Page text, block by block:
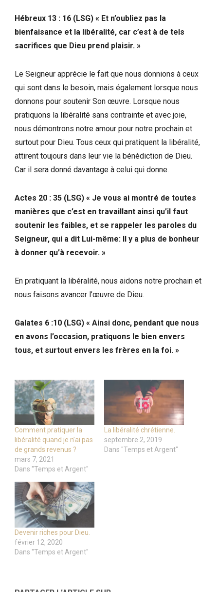
Hébreux 13 : 16 (LSG) « Et n’oubliez pas la
bienfaisance et la libéralité, car c’est à de tels
sacrifices que Dieu prend plaisir. »
Le Seigneur apprécie le fait que nous donnions à ceux
qui sont dans le besoin, mais également lorsque nous
donnons pour soutenir Son œuvre. Lorsque nous
pratiquons la libéralité sans contrainte et avec joie,
nous démontrons notre amour pour notre prochain et
surtout pour Dieu. Tous ceux qui pratiquent la libéralité,
attirent toujours dans leur vie la bénédiction de Dieu.
Car il sera donné davantage à celui qui donne.
Actes 20 : 35 (LSG) « Je vous ai montré de toutes
manières que c’est en travaillant ainsi qu’il faut
soutenir les faibles, et se rappeler les paroles du
Seigneur, qui a dit Lui-même: Il y a plus de bonheur
à donner qu’à recevoir. »
En pratiquant la libéralité, nous aidons notre prochain et
nous faisons avancer l’œuvre de Dieu.
Galates 6 :10 (LSG) « Ainsi donc, pendant que nous
en avons l’occasion, pratiquons le bien envers
tous, et surtout envers les frères en la foi. »
Comment pratiquer la
libéralité quand je n’ai pas
de grands revenus ?
mars 7, 2021
Dans "Temps et Argent"
La libéralité chrétienne.
septembre 2, 2019
Dans "Temps et Argent"
Devenir riches pour Dieu.
février 12, 2020
Dans "Temps et Argent"